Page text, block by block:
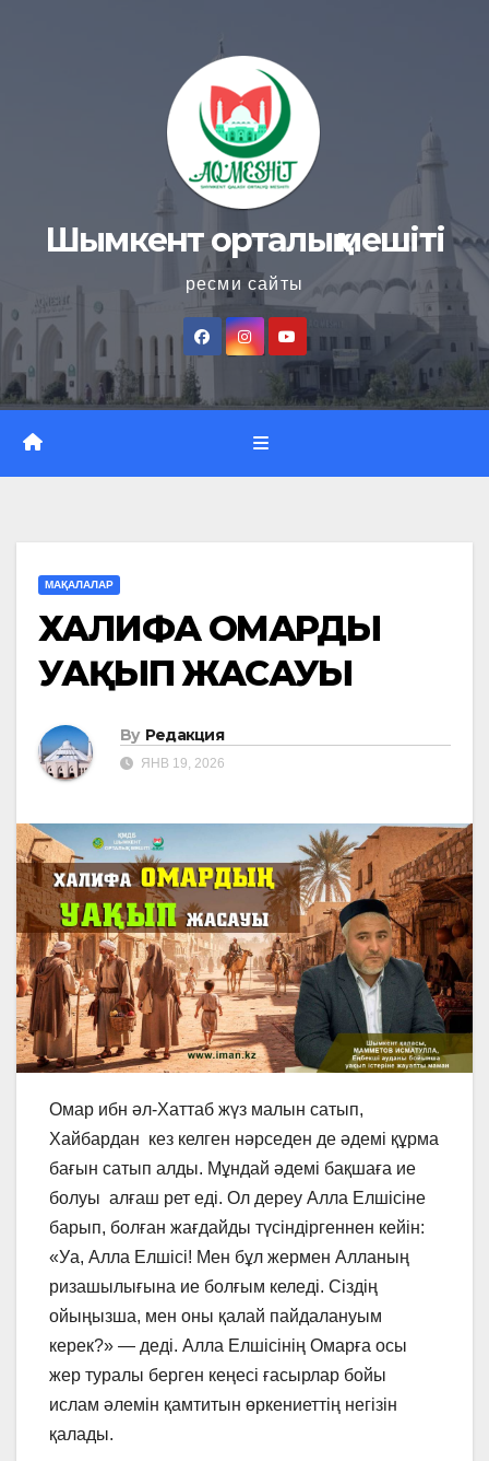
Шымкент орталық мешіті
ресми сайты
МАҚАЛАЛАР
ХАЛИФА ОМАРДЫҢ
УАҚЫП ЖАСАУЫ
By Редакция
ЯНВ 19, 2026
Омар ибн әл-Хаттаб жүз малын сатып,
Хайбардан кез келген нәрседен де әдемі құрма
бағын сатып алды. Мұндай әдемі бақшаға ие
болуы алғаш рет еді. Ол дереу Алла Елшісіне
барып, болған жағдайды түсіндіргеннен кейін:
«Уа, Алла Елшісі! Мен бұл жермен Алланың
ризашылығына ие болғым келеді. Сіздің
ойыңызша, мен оны қалай пайдалануым
керек?» — деді. Алла Елшісінің Омарға осы
жер туралы берген кеңесі ғасырлар бойы
ислам әлемін қамтитын өркениеттің негізін
қалады.